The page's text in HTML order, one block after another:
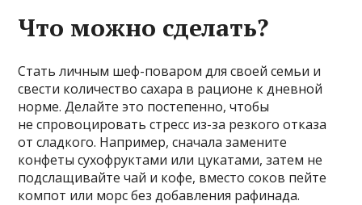
Что можно сделать?
Стать личным шеф-поваром для своей семьи и
свести количество сахара в рационе к дневной
норме. Делайте это постепенно, чтобы
не спровоцировать стресс из-за резкого отказа
от сладкого. Например, сначала замените
конфеты сухофруктами или цукатами, затем не
подслащивайте чай и кофе, вместо соков пейте
компот или морс без добавления рафинада.